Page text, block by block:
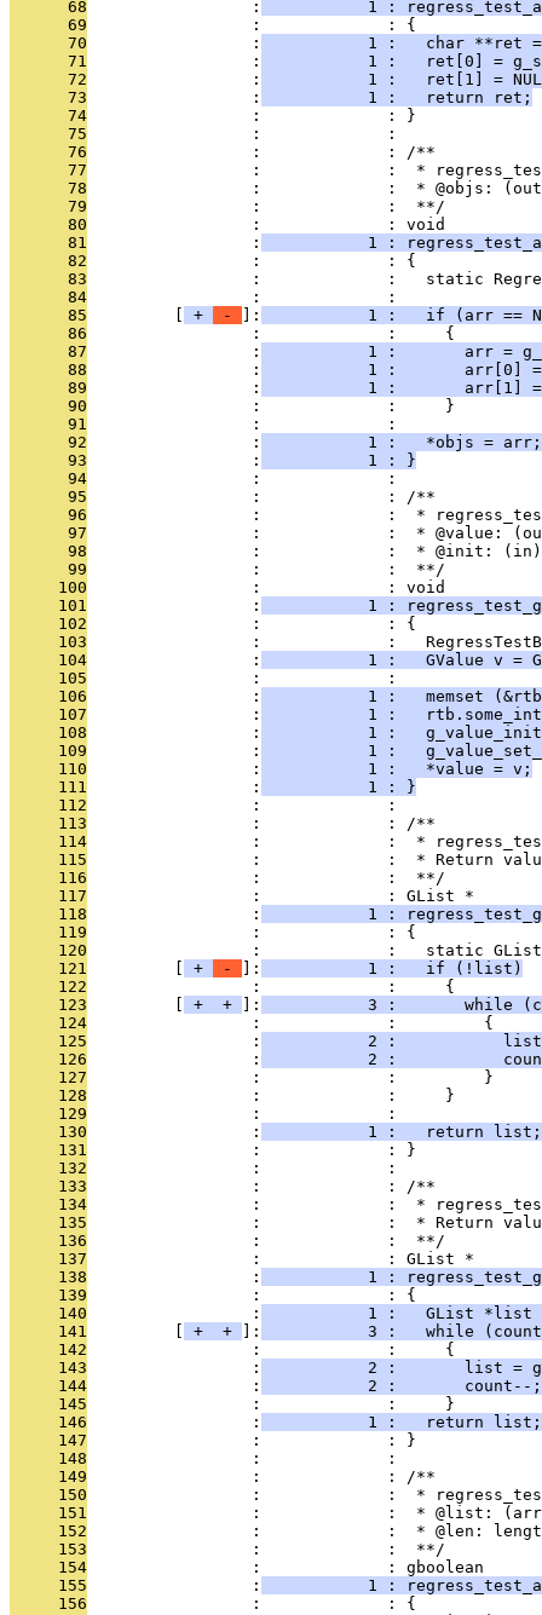
      68
                 :
1 :
      69
                 :             : {
      70
                 :
1 :   char **ret
      71
                 :
1 :   ret[0] =
      72
                 :
1 :   ret[1] =
      73
                 :
           1 :   return ret;
      74
                 :             : }
      75
                 :             :
      76
                 :             : /**
      77
:             :  *
      78
:             :  * @objs:
      79
                 :             :  **/
      80
                 :             : void
      81
                 :
1 :
      82
                 :             : {
      83
:             :   static
      84
                 :             :
      85
+ - ]:
1 :   if (arr ==
      86
                 :             :     {
      87
                 :
1 :       arr =
      88
                 :
1 :       arr[0]
      89
                 :
1 :       arr[1]
      90
                 :             :     }
      91
                 :             :
      92
                 :
           1 :   *objs = arr;
      93
                 :
           1 : }
      94
                 :             :
      95
                 :             : /**
      96
:             :  *
      97
:             :  * @value:
      98
:             :  * @init:
      99
                 :             :  **/
     100
                 :             : void
     101
                 :
1 :
     102
                 :             : {
     103
:             :
     104
                 :
1 :   GValue v =
     105
                 :             :
     106
                 :
1 :   memset
     107
                 :
1 :
     108
                 :
1 :
     109
                 :
1 :
     110
                 :
           1 :   *value = v;
     111
                 :
           1 : }
     112
                 :             :
     113
                 :             : /**
     114
:             :  *
     115
:             :  * Return
     116
                 :             :  **/
     117
                 :             : GList *
     118
                 :
1 :
     119
                 :             : {
     120
:             :   static
     121
+ - ]:
           1 :   if (!list)
     122
                 :             :     {
     123
+ + ]:
3 :       while
     124
                 :             :         {
     125
                 :
2 :
     126
                 :
2 :
     127
                 :             :         }
     128
                 :             :     }
     129
                 :             :
     130
                 :
           1 :   return list;
     131
                 :             : }
     132
                 :             :
     133
                 :             : /**
     134
:             :  *
     135
:             :  * Return
     136
                 :             :  **/
     137
                 :             : GList *
     138
                 :
1 :
     139
                 :             : {
     140
                 :
1 :   GList *list
     141
+ + ]:
3 :   while
     142
                 :             :     {
     143
                 :
2 :       list =
     144
                 :
           2 :       count--;
     145
                 :             :     }
     146
                 :
           1 :   return list;
     147
                 :             : }
     148
                 :             :
     149
                 :             : /**
     150
:             :  *
     151
:             :  * @list:
     152
:             :  * @len:
     153
                 :             :  **/
     154
                 :             : gboolean
     155
                 :
1 :
     156
                 :             : {